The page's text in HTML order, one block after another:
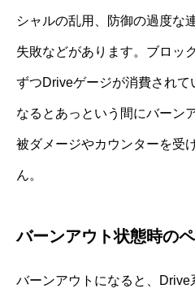
シャルの乱用、防御の過度な
失敗などがあります。ブロッ
ずつDriveゲージが消費されて
なるとあっという間にバーン
被ダメージやカウンターを受
ん。
バーンアウト状態時の
バーンアウトになると、Drive